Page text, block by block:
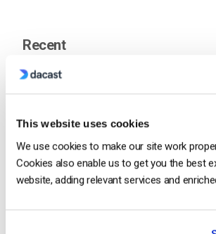
This website uses cookies
We use cookies to make our site work
Cookies also enable us to get you the best
website, adding relevant services and
Recent
conférences et des
? [2021 Update]